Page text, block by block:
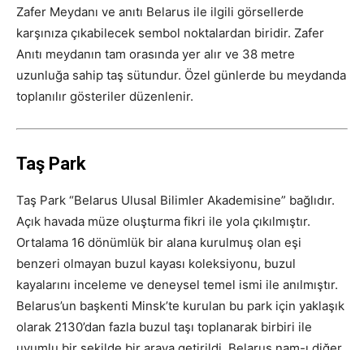
Zafer Meydanı ve anıtı Belarus ile ilgili görsellerde
karşınıza çıkabilecek sembol noktalardan biridir. Zafer
Anıtı meydanın tam orasında yer alır ve 38 metre
uzunluğa sahip taş sütundur. Özel günlerde bu meydanda
toplanılır gösteriler düzenlenir.
Taş Park
Taş Park “Belarus Ulusal Bilimler Akademisine” bağlıdır.
Açık havada müze oluşturma fikri ile yola çıkılmıştır.
Ortalama 16 dönümlük bir alana kurulmuş olan eşi
benzeri olmayan buzul kayası koleksiyonu, buzul
kayalarını inceleme ve deneysel temel ismi ile anılmıştır.
Belarus’un başkenti Minsk’te kurulan bu park için yaklaşık
olarak 2130’dan fazla buzul taşı toplanarak birbiri ile